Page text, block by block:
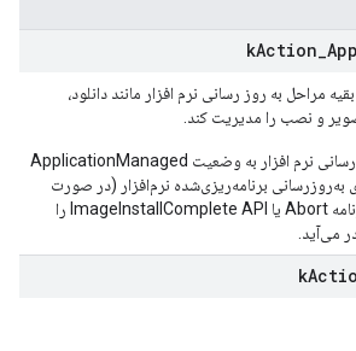
kAction
مراحل به روز رسانی نرم افزار مانند دانلود،
و نصب را مدیریت کند.
ماشین حالت مدیر به روز رسانی نرم افزار به وضعیت ApplicationManaged
برنامه‌ریزی‌شده نرم‌افزار (در صورت
فعال بودن) تا زمانی که برنامه Abort یا ImageInstallComplete API را
می‌آید.
k